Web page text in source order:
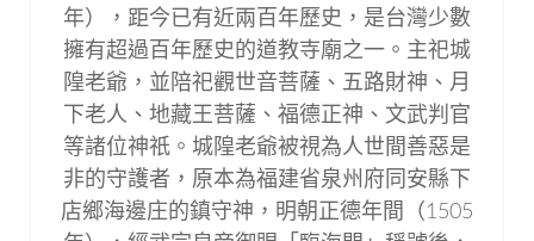
年），距今已有近兩百年歷史，是台灣少數
擁有超過百年歷史的道教寺廟之一。主祀城
隍老爺，並陪祀觀世音菩薩、五路財神、月
下老人、地藏王菩薩、福德正神、文武判官
等諸位神祇。城隍老爺被視為人世間善惡是
非的守護者，原本為福建省泉州府同安縣下
店鄉海邊庄的鎮守神，明朝正德年間（1505